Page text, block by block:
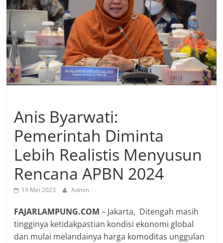
Anis Byarwati:
Pemerintah Diminta
Lebih Realistis Menyusun
Rencana APBN 2024
19 Mei 2023 Admin
FAJARLAMPUNG.COM – Jakarta, Ditengah masih
tingginya ketidakpastian kondisi ekonomi global
dan mulai melandainya harga komoditas unggulan